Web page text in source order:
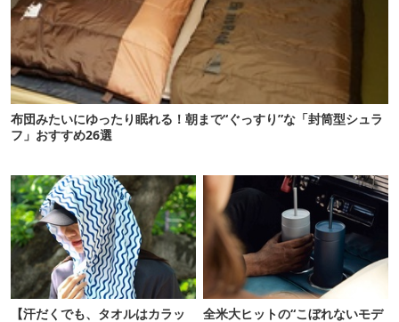
布団みたいにゆったり眠れる！朝まで“ぐっすり”な「封筒型シュラ
フ」おすすめ26選
【汗だくでも、タオルはカラッ
全米大ヒットの“こぼれないモデ